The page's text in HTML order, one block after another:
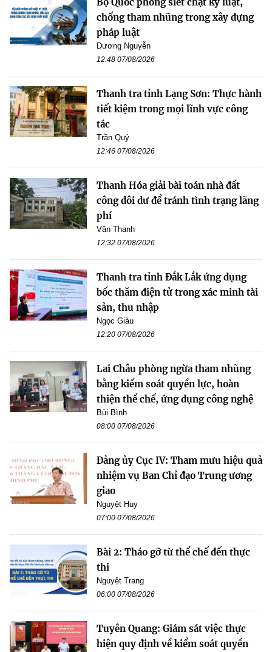
chống tham nhũng trong xây dựng
pháp luật
Dương Nguyễn
12:48 07/08/2026
Thanh tra tỉnh Lạng Sơn: Thực hành
tiết kiệm trong mọi lĩnh vực công
tác
Trần Quý
12:46 07/08/2026
Thanh Hóa giải bài toán nhà đất
công dôi dư để tránh tình trạng lãng
phí
Văn Thanh
12:32 07/08/2026
Thanh tra tỉnh Đắk Lắk ứng dụng
bốc thăm điện tử trong xác minh tài
sản, thu nhập
Ngọc Giàu
12:20 07/08/2026
Lai Châu phòng ngừa tham nhũng
bằng kiểm soát quyền lực, hoàn
thiện thể chế, ứng dụng công nghệ
Bùi Bình
08:00 07/08/2026
Đảng ủy Cục IV: Tham mưu hiệu quả
nhiệm vụ Ban Chỉ đạo Trung ương
giao
Nguyệt Huy
07:00 07/08/2026
Bài 2: Tháo gỡ từ thể chế đến thực
thi
Nguyệt Trang
06:00 07/08/2026
Tuyên Quang: Giám sát việc thực
hiện quy định về kiểm soát quyền